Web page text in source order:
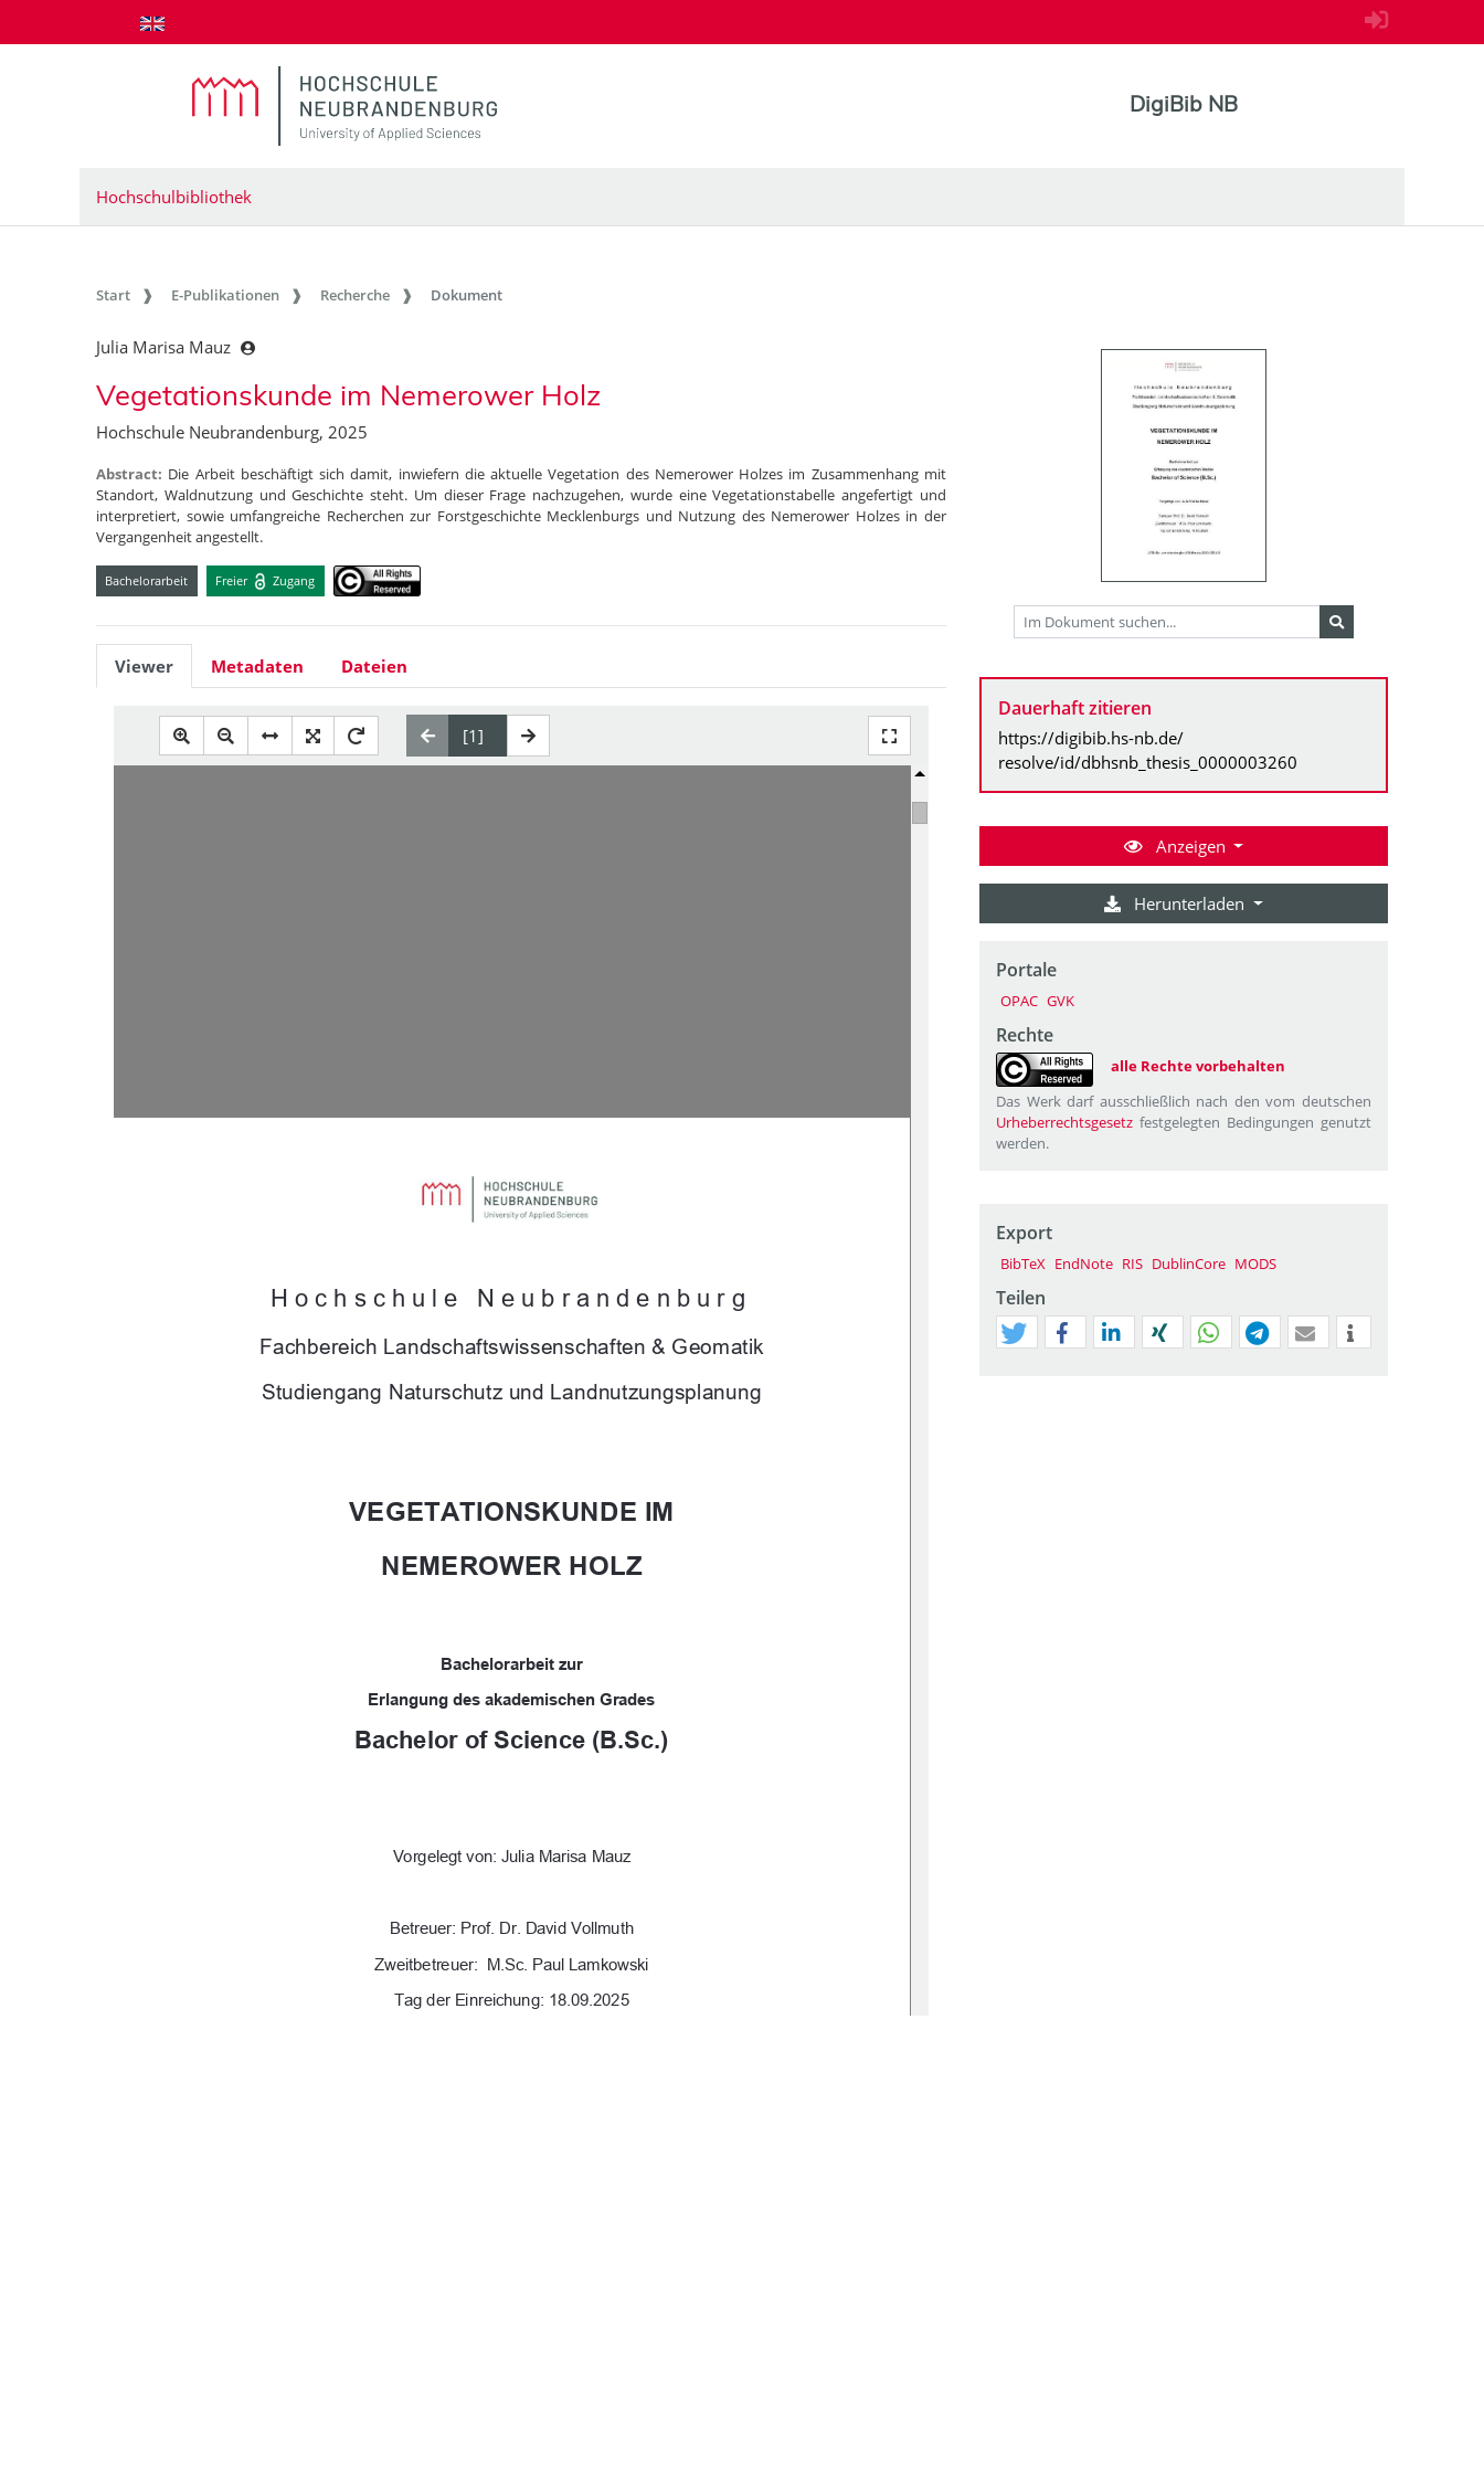
zum Inhalt springen
DigiBib NB
Hochschulbibliothek
Start E-Publikationen Recherche Dokument
Julia Marisa Mauz
Vegetationskunde im Nemerower Holz
Hochschule Neubrandenburg, 2025
Abstract: Die Arbeit beschäftigt sich damit, inwiefern die aktuelle Vegetation des Nemerower Holzes im Zusammenhang mit
Standort, Waldnutzung und Geschichte steht. Um dieser Frage nachzugehen, wurde eine Vegetationstabelle angefertigt und
interpretiert, sowie umfangreiche Recherchen zur Forstgeschichte Mecklenburgs und Nutzung des Nemerower Holzes in der
Vergangenheit angestellt.
Bachelorarbeit Freier Zugang
Viewer Metadaten Dateien
Hochschule Neubrandenburg
Fachbereich Landschaftswissenschaften & Geomatik
Studiengang Naturschutz und Landnutzungsplanung
VEGETATIONSKUNDE IM
NEMEROWER HOLZ
Bachelorarbeit zur
Erlangung des akademischen Grades
Bachelor of Science (B.Sc.)
Vorgelegt von: Julia Marisa Mauz
Betreuer: Prof. Dr. David Vollmuth
Zweitbetreuer:  M.Sc. Paul Lamkowski
Tag der Einreichung: 18.09.2025
Dauerhaft zitieren
https://digibib.hs-nb.de/
resolve/id/dbhsnb_thesis_0000003260
Anzeigen
Herunterladen
Portale
OPAC GVK
Rechte
alle Rechte vorbehalten
Das Werk darf ausschließlich nach den vom deutschen
Urheberrechtsgesetz festgelegten Bedingungen genutzt
werden.
Export
BibTeX EndNote RIS DublinCore MODS
Teilen